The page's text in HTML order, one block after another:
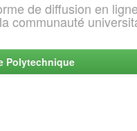
de diffusion en
communauté
Polytechnique